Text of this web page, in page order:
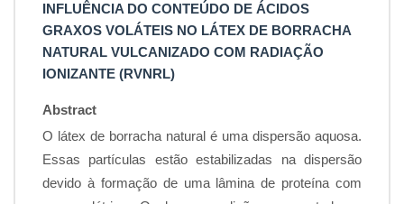
INFLUÊNCIA DO CONTEÚDO DE ÁCIDOS
GRAXOS VOLÁTEIS NO LÁTEX DE BORRACHA
NATURAL VULCANIZADO COM RADIAÇÃO
IONIZANTE (RVNRL)
Abstract
O látex de borracha natural é uma dispersão aquosa.
Essas partículas estão estabilizadas na dispersão
devido à formação de uma lâmina de proteína com